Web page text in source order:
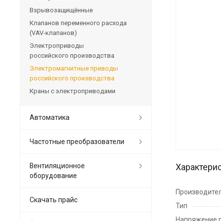
Тип
Взрывозащищённые
Клапанов переменного расхода
(VAV-клапанов)
Электроприводы
российского производства
Электромагнитные приводы
российского производства
Краны с электроприводами
Автоматика
Частотные преобразователи
Вентиляционное
оборудование
Скачать прайс